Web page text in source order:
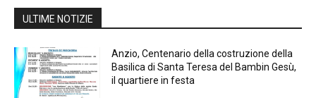
ULTIME NOTIZIE
Anzio, Centenario della costruzione della
Basilica di Santa Teresa del Bambin Gesù,
il quartiere in festa